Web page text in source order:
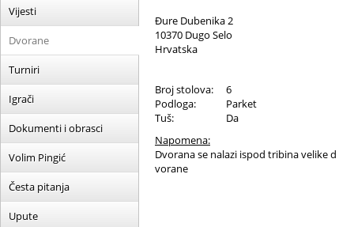
Vijesti
Dvorane
Turniri
Igrači
Dokumenti i obrasci
Volim Pingić
Česta pitanja
Upute
Đure Dubenika 2
10370 Dugo Selo
Hrvatska
Broj stolova:
6
Podloga:
Parket
Tuš:
Da
Napomena:
Dvorana se nalazi ispod tribina velike d
vorane